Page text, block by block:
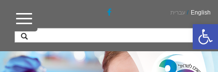
פתח סרגל נגישות
English
/ עברית